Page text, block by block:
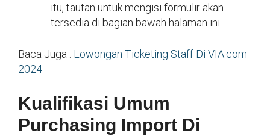
itu, tautan untuk mengisi formulir akan
tersedia di bagian bawah halaman ini.
Baca Juga : Lowongan Ticketing Staff Di VIA.com
2024
Kualifikasi Umum
Purchasing Import Di